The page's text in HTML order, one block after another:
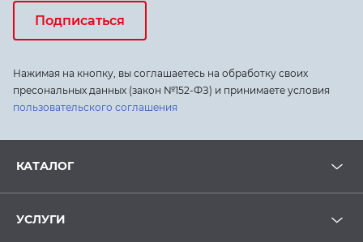
Подписаться
Нажимая на кнопку, вы соглашаетесь на обработку своих
пресональных данных (закон №152-ФЗ) и принимаете условия
пользовательского соглашения
КАТАЛОГ
УСЛУГИ